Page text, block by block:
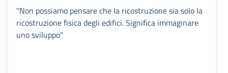
"Non possiamo pensare che la ricostruzione sia solo la
ricostruzione fisica degli edifici. Significa immaginare
uno sviluppo"